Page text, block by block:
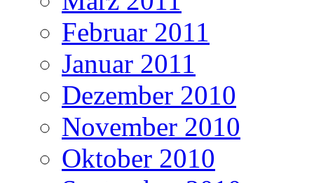
Februar 2011
Januar 2011
Dezember 2010
November 2010
Oktober 2010